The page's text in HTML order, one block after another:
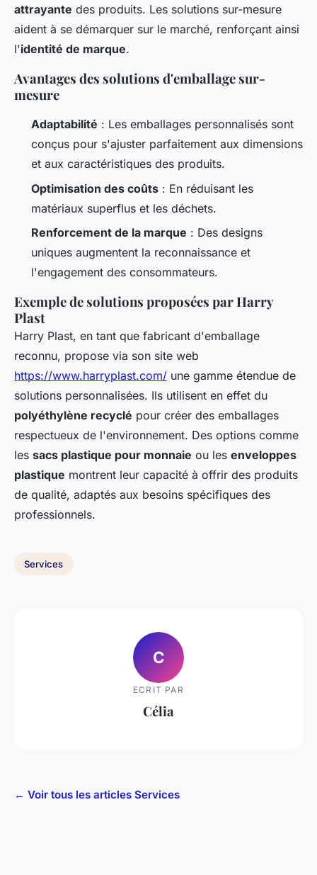
attrayante des produits. Les solutions sur-mesure
aident à se démarquer sur le marché, renforçant ainsi
l'identité de marque.
Avantages des solutions d'emballage sur-
mesure
Adaptabilité : Les emballages personnalisés sont
conçus pour s'ajuster parfaitement aux dimensions
et aux caractéristiques des produits.
Optimisation des coûts : En réduisant les
matériaux superflus et les déchets.
Renforcement de la marque : Des designs
uniques augmentent la reconnaissance et
l'engagement des consommateurs.
Exemple de solutions proposées par Harry
Plast
Harry Plast, en tant que fabricant d'emballage
reconnu, propose via son site web
https://www.harryplast.com/ une gamme étendue de
solutions personnalisées. Ils utilisent en effet du
polyéthylène recyclé pour créer des emballages
respectueux de l'environnement. Des options comme
les sacs plastique pour monnaie ou les enveloppes
plastique montrent leur capacité à offrir des produits
de qualité, adaptés aux besoins spécifiques des
professionnels.
Services
C
ECRIT PAR
Célia
← Voir tous les articles Services